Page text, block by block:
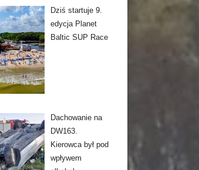
Dziś startuje 9.
edycja Planet
Baltic SUP Race
Dachowanie na
DW163.
Kierowca był pod
wpływem